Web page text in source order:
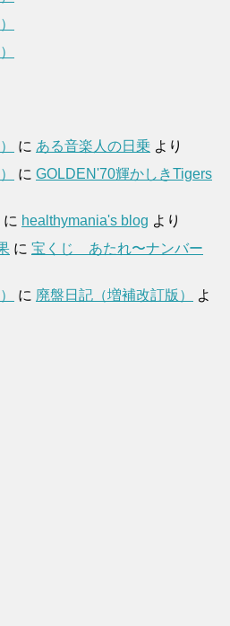
に ある音楽人の日乗 より
に GOLDEN'70輝かしきTigers
に healthymania's blog より
に 宝くじ あたれ〜ナンバー
に 廃盤日記（増補改訂版）
よ